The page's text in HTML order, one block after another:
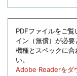
PDFファイルをご
イン（無償）が必
機種とスペックに
い。
Adobe Readerをダ